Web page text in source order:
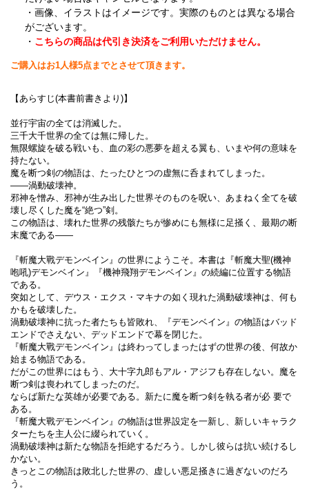
・画像、イラストはイメージです。実際のものとは異なる場合
がございます。
・ こちらの商品は代引き決済をご利用いただけません。
ご購入はお1人様5点までとさせて頂きます。
【あらすじ(本書前書きより)】
並行宇宙の全ては消滅した。
三千大千世界の全ては無に帰した。
無限螺旋を破る戦いも、血の彩の悪夢を超える翼も、いまや何の意味を
持たない。
魔を断つ剣の物語は、たったひとつの虚無に呑まれてしまった。
――渦動破壊神。
邪神を憎み、邪神が生み出した世界そのものを呪い、あまねく全てを破
壊し尽くした魔を“絶つ”剣。
この物語は、壊れた世界の残骸たちが惨めにも無様に足掻く、最期の断
末魔である――
『斬魔大戰デモンベイン』の世界にようこそ。本書は『斬魔大聖(機神
咆吼)デモンベイン』『機神飛翔デモンベイン』の続編に位置する物語
である。
突如として、デウス・エクス・マキナの如く現れた渦動破壊神は、何も
かもを破壊した。
渦動破壊神に抗った者たちも皆敗れ、『デモンベイン』の物語はバッド
エンドでさえない、デッドエンドで幕を閉じた。
『斬魔大戰デモンベイン』は終わってしまったはずの世界の後、何故か
始まる物語である。
だがこの世界にはもう、大十字九郎もアル・アジフも存在しない。魔を
断つ剣は喪われてしまったのだ。
ならば新たな英雄が必要である。新たに魔を断つ剣を執る者が必 要で
ある。
『斬魔大戰デモンベイン』の物語は世界設定を一新し、新しいキャラク
ターたちを主人公に綴られていく。
渦動破壊神は新たな物語を拒絶するだろう。しかし彼らは抗い続けるし
かない。
きっとこの物語は敗北した世界の、虚しい悪足掻きに過ぎないのだろ
う。